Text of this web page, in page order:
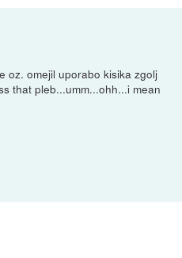
oz. omejil uporabo kisika zgolj
that pleb...umm...ohh...i mean